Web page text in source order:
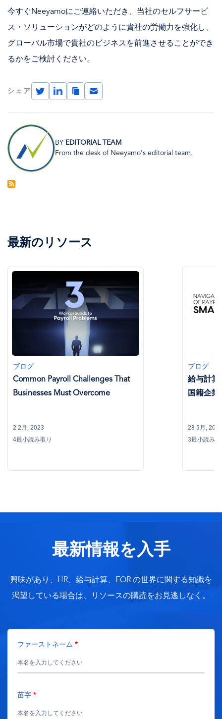
今すぐNeeyamoにご連絡いただき、当社のセルフサービ
ス・ソリューションがどのように貴社の労働力を強化し、
グローバル市場で貴社のビジネスを前進させることができ
るかをご検討ください。
シェア
TwitterLinkedInCopy
Link
Email
画
像
BY EDITORIAL TEAM
From the desk of Neeyamo's editorial team.
最新のリソース
ブログ
給与計算の課題を克服する 零細多
国籍企業向けガイド
28 5月, 2024
3最小読み取り
ブログ
グロー
コンプ
15 2月,
3最小読み
最新情報を入手
興味があり、HR、給与計算、EOR の世界に関する知識を
渇望している場合は、リソースの購読をお見逃しなく。
ファーストネーム
苗字